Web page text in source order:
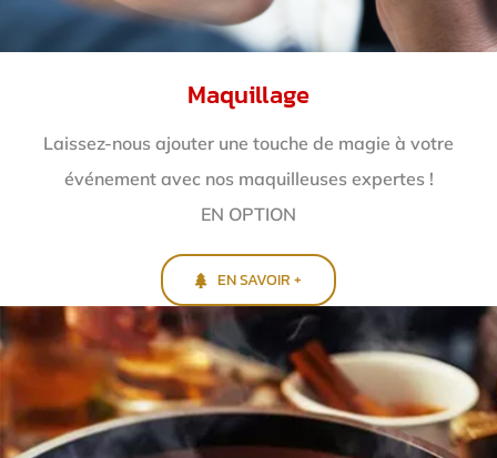
Maquillage
Laissez-nous ajouter une touche de magie à votre
événement avec nos maquilleuses expertes !
EN OPTION
EN SAVOIR +